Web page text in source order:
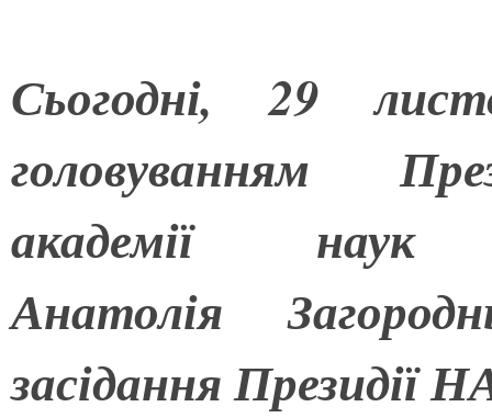
Сьогодні, 29
головуванням
академії наук
Анатолія
засідання Президії